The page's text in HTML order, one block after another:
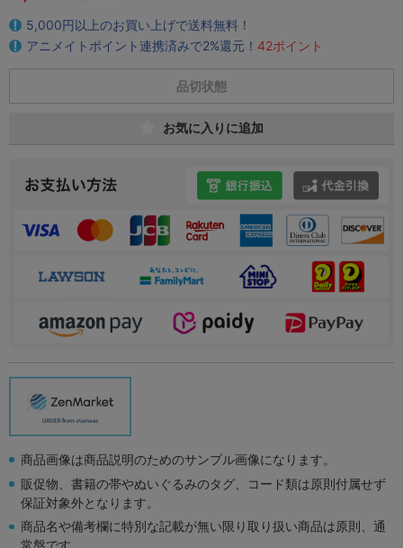
5,000円以上のお買い上げで送料無料！
アニメイトポイント連携済みで2%還元！ 42ポイント
品切状態
お気に入りに追加
商品画像は商品説明のためのサンプル画像になります。
販促物、書籍の帯やぬいぐるみのタグ、コード類は原則付属せず
保証対象外となります。
商品名や備考欄に特別な記載が無い限り取り扱い商品は原則、通